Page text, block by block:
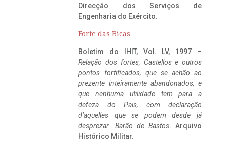
Direcção dos Serviços de
Engenharia do Exército.
Forte das Bicas
Boletim do IHIT, Vol. LV, 1997 –
Relação dos fortes, Castellos e outros
pontos fortificados, que se achão ao
prezente inteiramente abandonados, e
que nenhuma utilidade tem para a
defeza do Pais, com declaração
d’aquelles que se podem desde já
desprezar. Barão de Bastos. Arquivo
Histórico Militar.